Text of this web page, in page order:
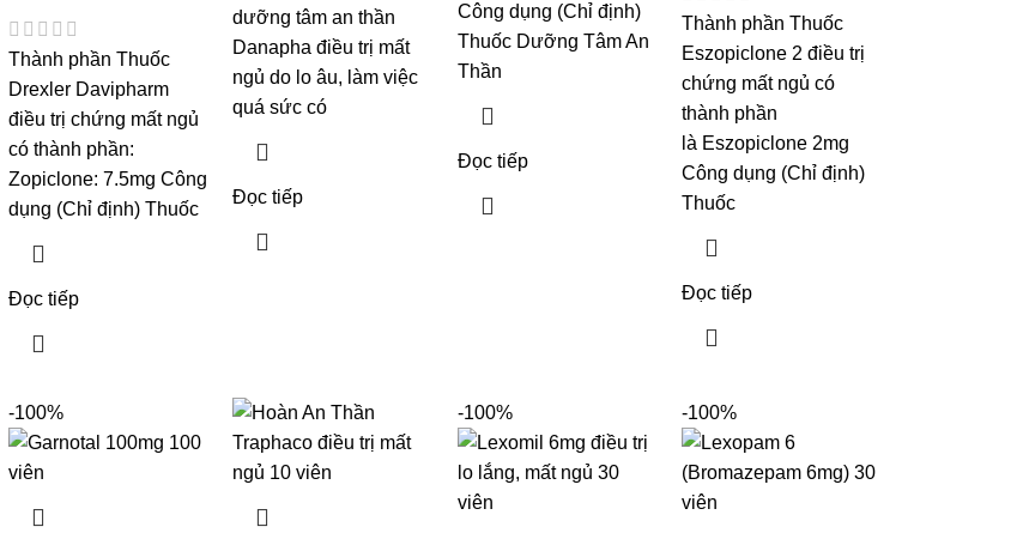
Thành phần Thuốc
Drexler Davipharm
điều trị chứng mất ngủ
có thành phần:
Zopiclone: 7.5mg Công
dụng (Chỉ định) Thuốc
Đọc tiếp
dưỡng tâm an thần
Danapha điều trị mất
ngủ do lo âu, làm việc
quá sức có
Đọc tiếp
Công dụng (Chỉ định)
Thuốc Dưỡng Tâm An
Thần
Đọc tiếp
Thành phần Thuốc
Eszopiclone 2 điều trị
chứng mất ngủ có
thành phần
là Eszopiclone 2mg
Công dụng (Chỉ định)
Thuốc
Đọc tiếp
-100% -100% -100%